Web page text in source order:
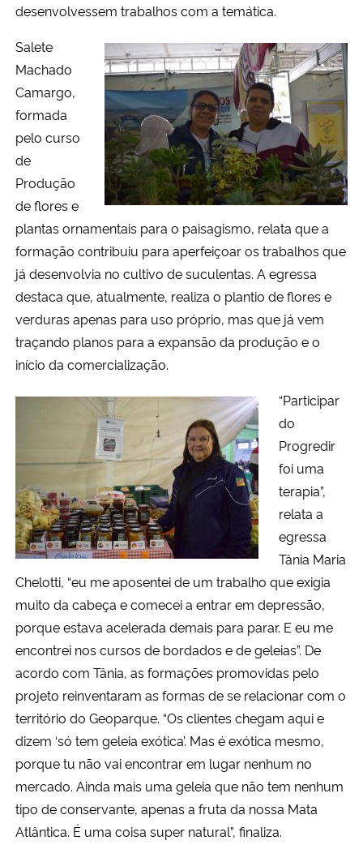
desenvolvessem trabalhos com a temática.
Salete
Machado
Camargo,
formada
pelo curso
de
Produção
de flores e
plantas ornamentais para o paisagismo, relata que a
formação contribuiu para aperfeiçoar os trabalhos que
já desenvolvia no cultivo de suculentas. A egressa
destaca que, atualmente, realiza o plantio de flores e
verduras apenas para uso próprio, mas que já vem
traçando planos para a expansão da produção e o
início da comercialização.
“Participar
do
Progredir
foi uma
terapia”,
relata a
egressa
Tânia Maria
Chelotti, “eu me aposentei de um trabalho que exigia
muito da cabeça e comecei a entrar em depressão,
porque estava acelerada demais para parar. E eu me
encontrei nos cursos de bordados e de geleias”. De
acordo com Tânia, as formações promovidas pelo
projeto reinventaram as formas de se relacionar com o
território do Geoparque. “Os clientes chegam aqui e
dizem ‘só tem geleia exótica’. Mas é exótica mesmo,
porque tu não vai encontrar em lugar nenhum no
mercado. Ainda mais uma geleia que não tem nenhum
tipo de conservante, apenas a fruta da nossa Mata
Atlântica. É uma coisa super natural”, finaliza.